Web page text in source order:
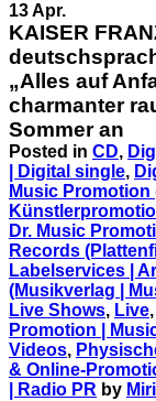
13 Apr.
KAISER
„Alles auf
charmanter
Sommer an
Posted in CD,
| Digital single,
Music
Dr. Music
Records
Labelservices |
(Musikverlag |
Live Shows, Live,
Promotion |
Videos,
& Online-
| Radio PR by